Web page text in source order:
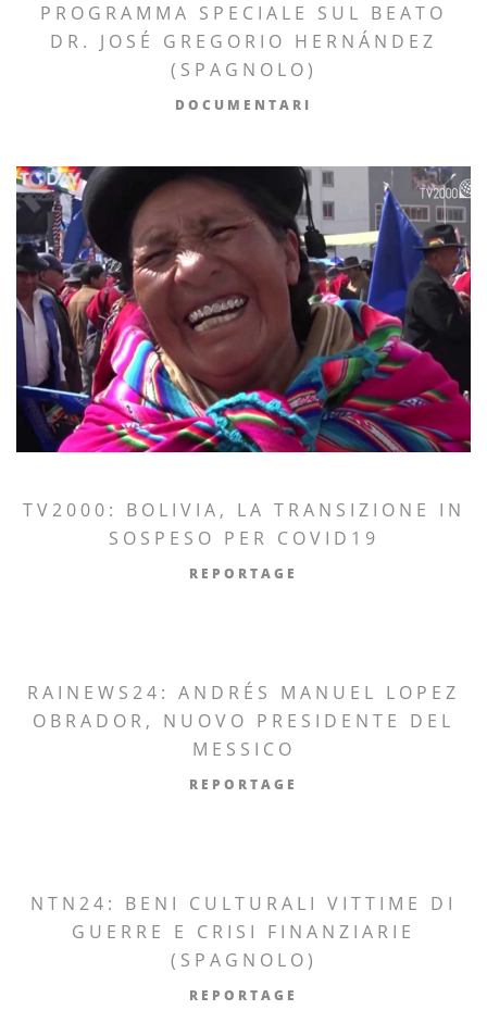
PROGRAMMA SPECIALE SUL BEATO
DR. JOSÉ GREGORIO HERNÁNDEZ
(SPAGNOLO)
DOCUMENTARI
TV2000: BOLIVIA, LA TRANSIZIONE IN
SOSPESO PER COVID19
REPORTAGE
RAINEWS24: ANDRÉS MANUEL LOPEZ
OBRADOR, NUOVO PRESIDENTE DEL
MESSICO
REPORTAGE
NTN24: BENI CULTURALI VITTIME DI
GUERRE E CRISI FINANZIARIE
(SPAGNOLO)
REPORTAGE